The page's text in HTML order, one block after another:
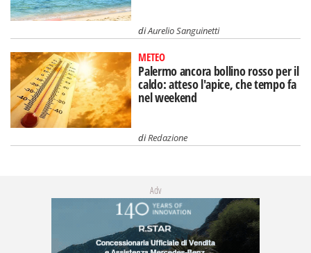
diAurelio Sanguinetti
METEO
Palermo ancora bollino rosso per il
caldo: atteso l'apice, che tempo fa
nel weekend
diRedazione
Adv